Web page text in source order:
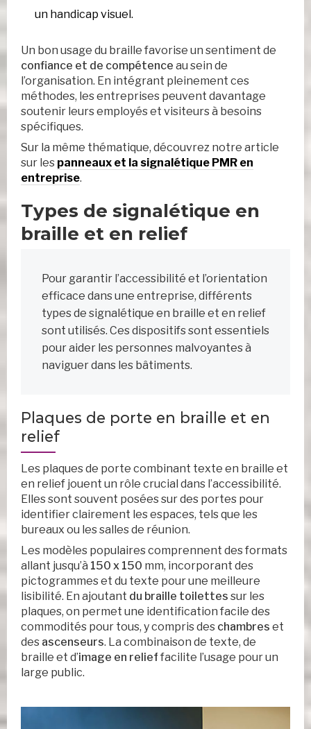
un handicap visuel.
Un bon usage du braille favorise un sentiment de
confiance et de compétence au sein de
l’organisation. En intégrant pleinement ces
méthodes, les entreprises peuvent davantage
soutenir leurs employés et visiteurs à besoins
spécifiques.
Sur la même thématique, découvrez notre article
sur les panneaux et la signalétique PMR en
entreprise.
Types de signalétique en
braille et en relief
Pour garantir l’accessibilité et l’orientation
efficace dans une entreprise, différents
types de signalétique en braille et en relief
sont utilisés. Ces dispositifs sont essentiels
pour aider les personnes malvoyantes à
naviguer dans les bâtiments.
Plaques de porte en braille et en
relief
Les plaques de porte combinant texte en braille et
en relief jouent un rôle crucial dans l’accessibilité.
Elles sont souvent posées sur des portes pour
identifier clairement les espaces, tels que les
bureaux ou les salles de réunion.
Les modèles populaires comprennent des formats
allant jusqu’à 150 x 150 mm, incorporant des
pictogrammes et du texte pour une meilleure
lisibilité. En ajoutant du braille toilettes sur les
plaques, on permet une identification facile des
commodités pour tous, y compris des chambres et
des ascenseurs. La combinaison de texte, de
braille et d’image en relief facilite l’usage pour un
large public.